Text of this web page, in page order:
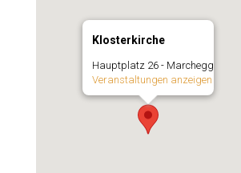
Klosterkirche
Hauptplatz 26 - Marchegg
Veranstaltungen anzeigen